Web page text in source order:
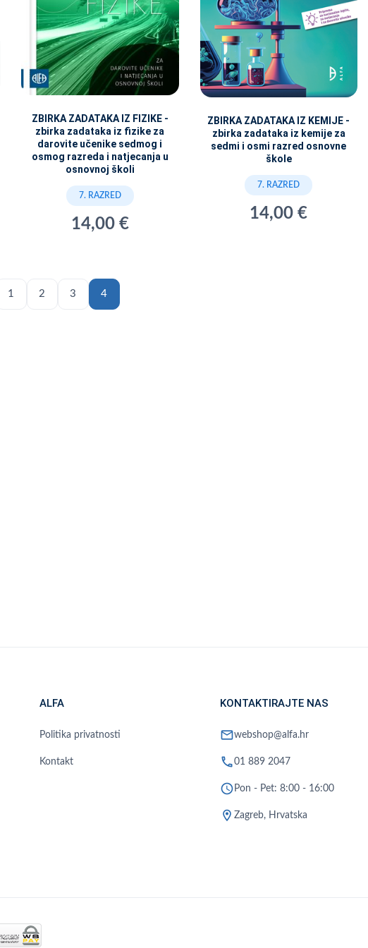
ZBIRKA ZADATAKA IZ FIZIKE -
zbirka zadataka iz fizike za
darovite učenike sedmog i
osmog razreda i natjecanja u
osnovnoj školi
7. RAZRED
14,00 €
ZBIRKA ZADATAKA IZ KEMIJE -
zbirka zadataka iz kemije za
sedmi i osmi razred osnovne
škole
7. RAZRED
14,00 €
1 2 3 4
ALFA
Politika privatnosti
Kontakt
KONTAKTIRAJTE NAS
mailwebshop@alfa.hr
phone01 889 2047
schedule Pon - Pet: 8:00 - 16:00
location_on Zagreb, Hrvatska